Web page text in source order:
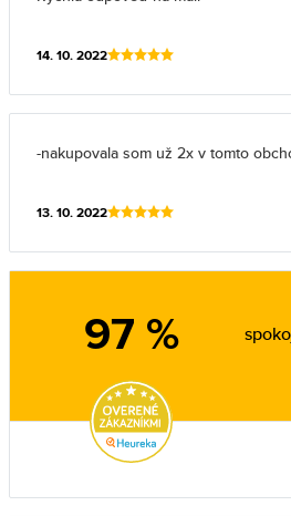
14. 10. 2022
-nakupovala som už 2x v tomto
13. 10. 2022
97 %